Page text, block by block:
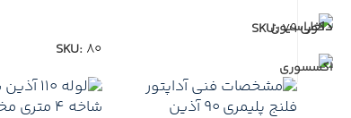
SKU:79
SKU: 80